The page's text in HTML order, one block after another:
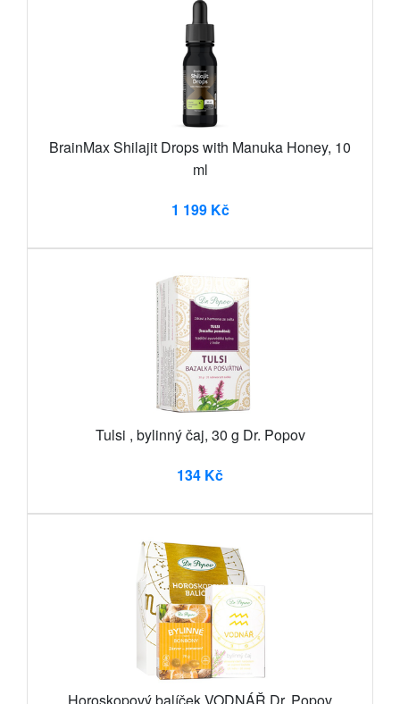
BrainMax Shilajit Drops with Manuka Honey, 10
ml
1 199 Kč
Tulsi , bylinný čaj, 30 g Dr. Popov
134 Kč
Horoskopový balíček VODNÁŘ Dr. Popov